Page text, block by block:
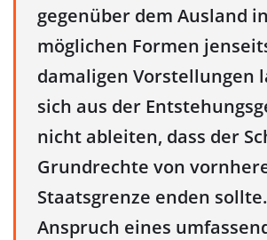
gegenüber dem Ausland
möglichen Formen
damaligen Vorstellungen
sich aus der
nicht ableiten, dass der
Grundrechte von
Staatsgrenze enden
Anspruch eines